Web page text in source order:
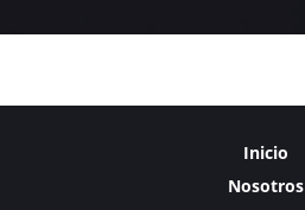
Inicio
Nosotros